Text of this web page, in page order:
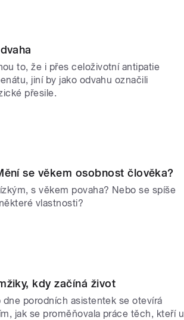
to, že i přes celoživotní antipatie
jiní by jako odvahu označili
přesile.
se věkem osobnost člověka?
s věkem povaha? Nebo se spíše
vlastnosti?
kdy začíná život
porodních asistentek se otevírá
jak se proměňovala práce těch, kteří u